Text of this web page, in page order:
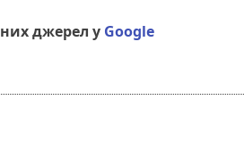
джерел у Google